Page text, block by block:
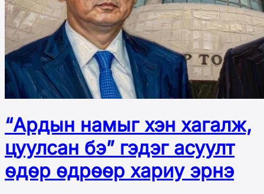
“Ардын намыг хэн хагалж,
цуулсан бэ” гэдэг асуулт
өдөр өдрөөр хариу эрнэ